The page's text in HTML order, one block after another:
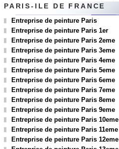
PARIS-ILE DE FRANCE
Entreprise de peinture Paris
Entreprise de peinture Paris 1er
Entreprise de peinture Paris 2eme
Entreprise de peinture Paris 3eme
Entreprise de peinture Paris 4eme
Entreprise de peinture Paris 5eme
Entreprise de peinture Paris 6eme
Entreprise de peinture Paris 7eme
Entreprise de peinture Paris 8eme
Entreprise de peinture Paris 9eme
Entreprise de peinture Paris 10eme
Entreprise de peinture Paris 11eme
Entreprise de peinture Paris 12eme